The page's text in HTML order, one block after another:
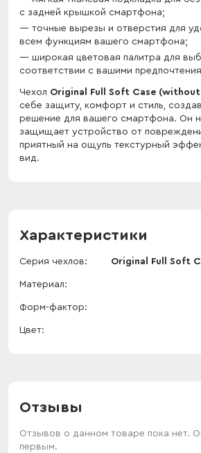
с задней крышкой смартфона;
точные вырезы и отверстия для
всем функциям вашего смартфона;
широкая цветовая палитра для
соответствии с вашими
Чехол Original Full Soft Case
себе защиту, комфорт и стиль,
решение для вашего смартфона. Он
защищает устройство от
приятный на ощупь текстурный
вид.
Характеристики
Серия чехлов Original Full Soft
Материал
Форм-фактор
Цвет
Отзывы
Отзывов о данном товаре пока нет.
первым.